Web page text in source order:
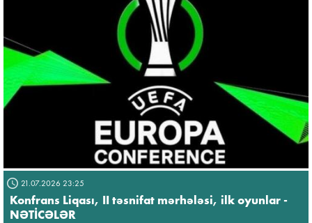
21.07.2026 23:25
Konfrans Liqası, II təsnifat mərhələsi, ilk oyunlar -
NƏTİCƏLƏR